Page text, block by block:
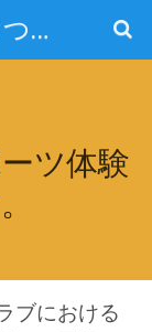
特定非営利活動法人まつぞのスポーツクラブ
ツ体験
ブにおける